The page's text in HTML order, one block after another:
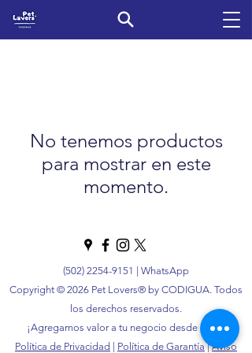
No tenemos productos
para mostrar en este
momento.
(502) 2254-9151
WhatsApp
Copyright © 2026 Pet Lovers® by CODIGUA. Todos
los derechos reservados.
¡Agregamos valor a tu negocio desde 1996!
Política de Privacidad
Política de Garantía|Aviso